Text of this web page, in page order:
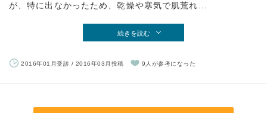
が、特に出なかったため、乾燥や寒気で肌荒れ...
続きを読む
2016年01月受診 / 2016年03月投稿 9人が参考になった